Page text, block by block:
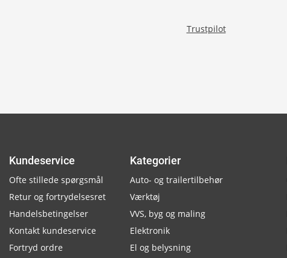
Trustpilot
Kundeservice
Ofte stillede spørgsmål
Retur og fortrydelsesret
Handelsbetingelser
Kontakt kundeservice
Fortryd ordre
Kategorier
Auto- og trailertilbehør
Værktøj
VVS, byg og maling
Elektronik
El og belysning